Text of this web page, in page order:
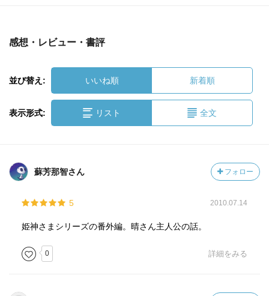
感想・レビュー・書評
並び替え: いいね順 新着順
表示形式: リスト 全文
蘇芳那智さん フォロー
5 2010.07.14
姫神さまシリーズの番外編。晴さん主人公の話。
0 詳細をみる